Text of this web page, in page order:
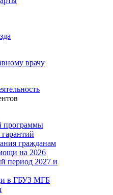
врачу
программы
гражданам
на 2026
период 2027 и
в ГБУЗ МГБ